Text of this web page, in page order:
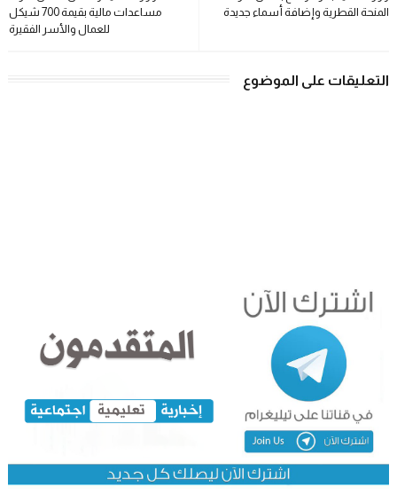
مساعدات مالية بقيمة 700 شيكل
للعمال والأسر الفقيرة
المنحة القطرية وإضافة أسماء جديدة
التعليقات على الموضوع